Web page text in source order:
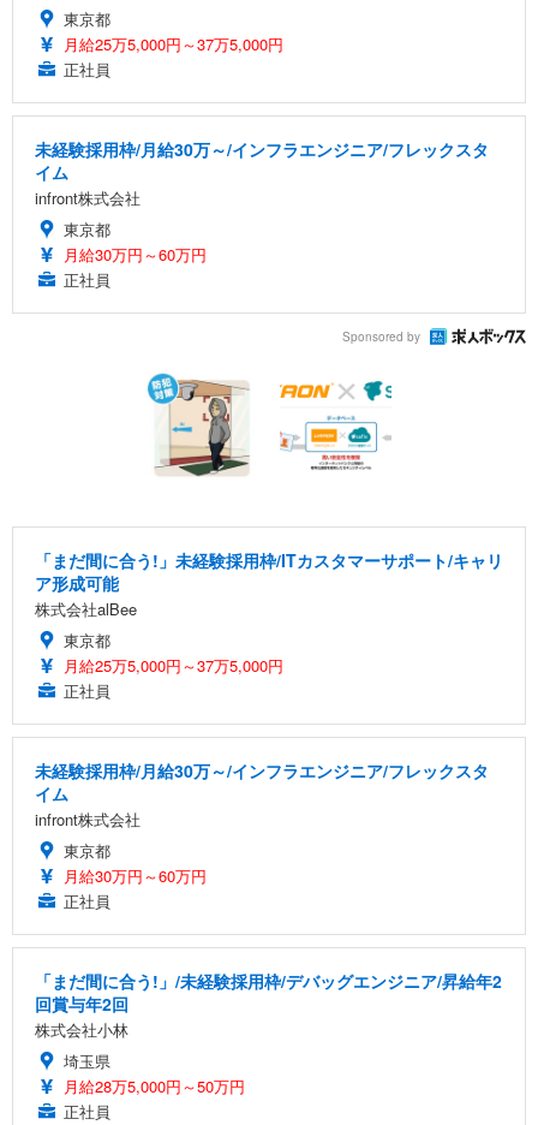
東京都
月給25万5,000円～37万5,000円
正社員
未経験採用枠/月給30万～/インフラエンジニア/フレックスタ
イム
infront株式会社
東京都
月給30万円～60万円
正社員
Sponsored by
「まだ間に合う!」未経験採用枠/ITカスタマーサポート/キャリ
ア形成可能
株式会社alBee
東京都
月給25万5,000円～37万5,000円
正社員
未経験採用枠/月給30万～/インフラエンジニア/フレックスタ
イム
infront株式会社
東京都
月給30万円～60万円
正社員
「まだ間に合う!」/未経験採用枠/デバッグエンジニア/昇給年2
回賞与年2回
株式会社小林
埼玉県
月給28万5,000円～50万円
正社員